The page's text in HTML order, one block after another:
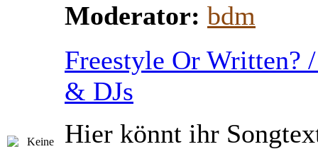
Moderator: bdm
Freestyle Or Written?
& DJs
Hier könnt ihr